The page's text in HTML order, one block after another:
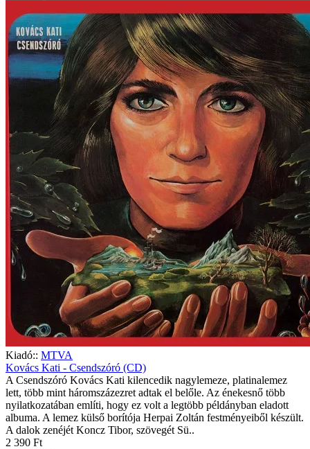
Kiadó:: MTVA
Kovács Kati - Csendszóró (CD)
A Csendszóró Kovács Kati kilencedik nagylemeze, platinalemez
lett, több mint háromszázezret adtak el belőle. Az énekesnő több
nyilatkozatában említi, hogy ez volt a legtöbb példányban eladott
albuma. A lemez külső borítója Herpai Zoltán festményeiből készült.
A dalok zenéjét Koncz Tibor, szövegét Sü..
2 390 Ft